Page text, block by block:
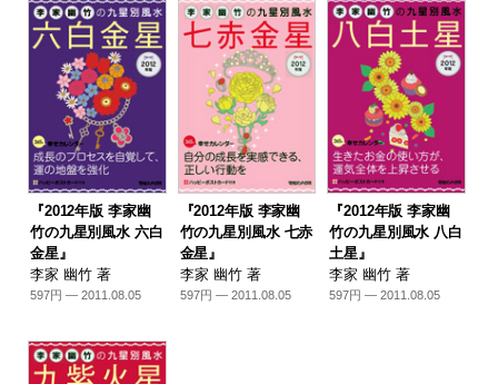
『2012年版 李家幽
竹の九星別風水 六白
金星』
李家 幽竹 著
597円 — 2011.08.05
『2012年版 李家幽
竹の九星別風水 七赤
金星』
李家 幽竹 著
597円 — 2011.08.05
『2012年版 李家幽
竹の九星別風水 八白
土星』
李家 幽竹 著
597円 — 2011.08.05